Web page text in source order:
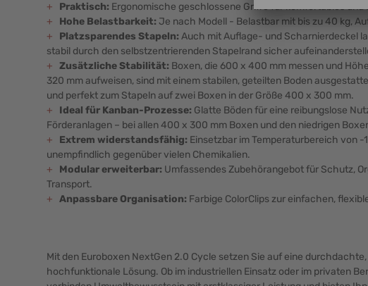
+
Praktisch: Ergonomische geschlossene Griffe für komfortables und
+
Hohe Belastbarkeit: Je nach Modell - Belastbar mit bis zu 40 kg,
+
Platzsparendes Stapeln: Auch mit Auflage- und Scharnierdeckel
stabil durch den selbstzentrierenden Stapelrand sicher
+ Zusätzliche Stabilität: Boxen, die 600 x 400 mm messen und
320 mm aufweisen, sind mit einem stabilen, geteilten Boden
und perfekt zum Stapeln auf zwei Boxen in der Größe 400 x 300 mm.
+
Ideal für Kanban-Prozesse: Glatte Böden für eine reibungslose
Förderanlagen – bei allen 400 x 300 mm Boxen und den niedrigen
+
Extrem widerstandsfähig: Einsetzbar im Temperaturbereich von -
unempfindlich gegenüber vielen Chemikalien.
+
Modular erweiterbar: Umfassendes Zubehörangebot für Schutz,
Transport.
+ Anpassbare Organisation: Farbige ColorClips zur einfachen,
Mit den Euroboxen NextGen 2.0 Cycle setzen Sie auf eine
hochfunktionale Lösung. Ob im industriellen Einsatz oder im privaten